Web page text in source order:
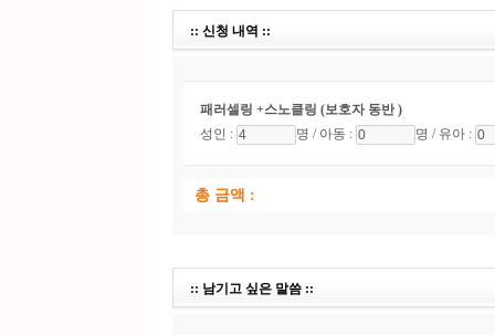
:: 신청 내역 ::
패러셀링 +스노클링 (보호자 동반 )
성인 :
명 / 아동 : 명 / 유아 :
총 금액 :
:: 남기고 싶은 말씀 ::